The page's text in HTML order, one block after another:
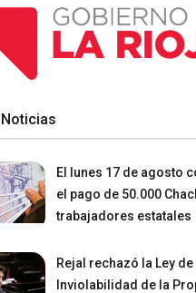
El lunes 17 de agosto
el pago de 50.000
trabajadores estatales
Rejal rechazó la Ley de
Inviolabilidad de la